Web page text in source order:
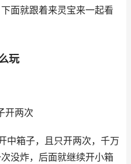
面就跟着来灵宝来一起看
玩
开两次
中箱子，且只开两次，千万
没炸，后面就继续开小箱